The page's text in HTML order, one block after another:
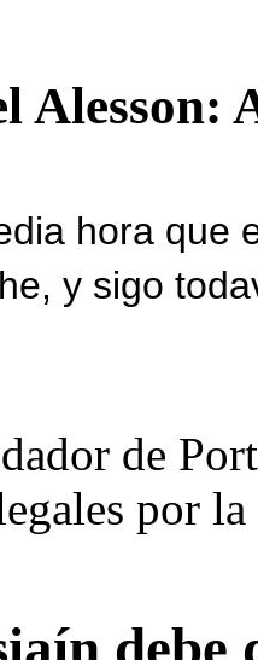
Alesson:
hora que
y sigo
de
por